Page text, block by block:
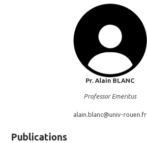
Pr. Alain BLANC
Professor Emeritus
alain.blanc@univ-rouen.fr
Publications